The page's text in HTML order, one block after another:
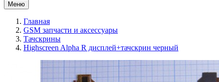
Меню
Главная
GSM запчасти и аксессуары
Тачскрины
Highscreen Alpha R дисплей+тачскрин черный